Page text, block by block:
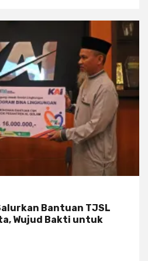
Bantuan TJSL
Wujud Bakti untuk